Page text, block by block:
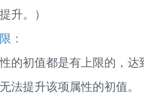
升。）
：
初值都是有上限的，达
法提升该项属性的初值